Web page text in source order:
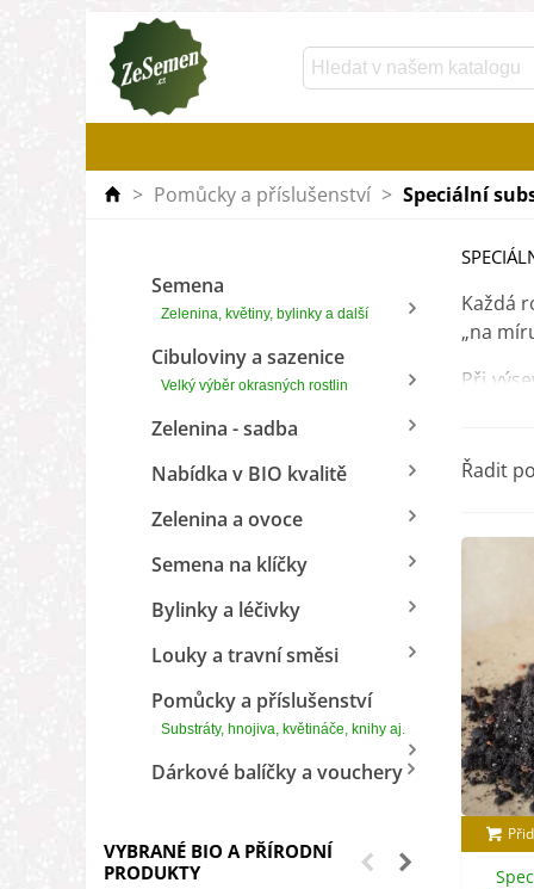
> Pomůcky a příslušenství > Speciální
Semena
Zelenina, květiny, bylinky a další
Cibuloviny a sazenice
Velký výběr okrasných rostlin
Zelenina - sadba
Nabídka v BIO kvalitě
Zelenina a ovoce
Semena na klíčky
Bylinky a léčivky
Louky a travní směsi
Pomůcky a příslušenství
Substráty, hnojiva, květináče, knihy aj.
Dárkové balíčky a vouchery
VYBRANÉ BIO A PŘÍRODNÍ
PRODUKTY
Každá
„na
Při
V
Řadit